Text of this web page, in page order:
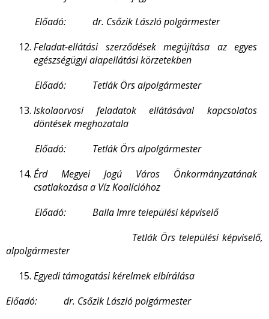
Előadó: dr. Csőzik László polgármester
Feladat-ellátási szerződések megújítása az egyes
egészségügyi alapellátási körzetekben
Előadó: Tetlák Örs alpolgármester
Iskolaorvosi feladatok ellátásával kapcsolatos
döntések meghozatala
Előadó: Tetlák Örs alpolgármester
Érd Megyei Jogú Város Önkormányzatának
csatlakozása a Víz Koalícióhoz
Előadó: Balla Imre települési képviselő
Tetlák Örs települési képviselő,
alpolgármester
Egyedi támogatási kérelmek elbírálása
Előadó: dr. Csőzik László polgármester